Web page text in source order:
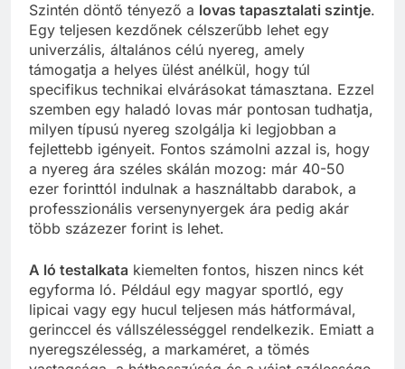
Szintén döntő tényező a lovas tapasztalati szintje.
Egy teljesen kezdőnek célszerűbb lehet egy
univerzális, általános célú nyereg, amely
támogatja a helyes ülést anélkül, hogy túl
specifikus technikai elvárásokat támasztana. Ezzel
szemben egy haladó lovas már pontosan tudhatja,
milyen típusú nyereg szolgálja ki legjobban a
fejlettebb igényeit. Fontos számolni azzal is, hogy
a nyereg ára széles skálán mozog: már 40-50
ezer forinttól indulnak a használtabb darabok, a
professzionális versenynyergek ára pedig akár
több százezer forint is lehet.
A ló testalkata kiemelten fontos, hiszen nincs két
egyforma ló. Például egy magyar sportló, egy
lipicai vagy egy hucul teljesen más hátformával,
gerinccel és vállszélességgel rendelkezik. Emiatt a
nyeregszélesség, a markaméret, a tömés